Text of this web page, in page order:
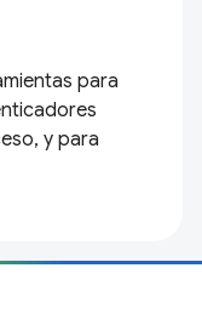
para
y para